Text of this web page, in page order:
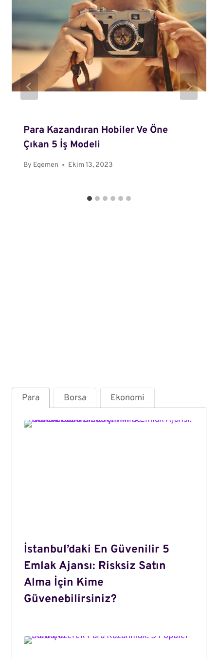
Para Kazandıran Hobiler Ve Öne
Çıkan 5 İş Modeli
By Egemen Ekim 13, 2023
Para Borsa Ekonomi
İstanbul’daki En Güvenilir 5
Emlak Ajansı: Risksiz Satın
Alma İçin Kime
Güvenebilirsiniz?